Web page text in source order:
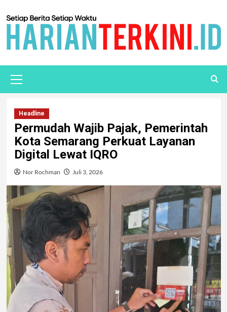
Headline
Permudah Wajib Pajak, Pemerintah
Kota Semarang Perkuat Layanan
Digital Lewat IQRO
Nor Rochman Juli 3, 2026